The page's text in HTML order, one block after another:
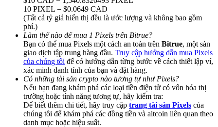
Deposit CASHCAT & Win
Share 500000 CASHCAT prize pool
Exclusive for BitMart Users
10 PIXEL = $0.0649 CAD
(Tất cả tỷ giá hiển thị đều là ước lượng và không bao gồm
phí.)
Làm thế nào để mua 1 Pixels trên Bitrue?
Bạn có thể mua Pixels một cách an toàn trên Bitrue, một sàn
giao dịch tập trung hàng đầu. Truy cập hướng dẫn mua Pixels
của chúng tôi để có hướng dẫn từng bước về cách thiết lập ví,
xác minh danh tính của bạn và đặt hàng.
Có những tài sản crypto nào tương tự như Pixels?
Nếu bạn đang khám phá các loại tiền điện tử có vốn hóa thị
trường hoặc tính năng tương tự, hãy kiểm tra:
Để biết thêm chi tiết, hãy truy cập trang tài sản Pixels của
chúng tôi để khám phá các đồng tiền và altcoin liên quan theo
danh mục hoặc hiệu suất.